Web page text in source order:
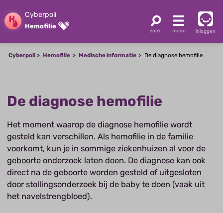
Cyberpoli
Hemofilie
inloggen
Cyberpoli Hemofilie Medische informatie De diagnose hemofilie
De diagnose hemofilie
Het moment waarop de diagnose hemofilie wordt
gesteld kan verschillen. Als hemofilie in de familie
voorkomt, kun je in sommige ziekenhuizen al voor de
geboorte onderzoek laten doen. De diagnose kan ook
direct na de geboorte worden gesteld of uitgesloten
door stollingsonderzoek bij de baby te doen (vaak uit
het navelstrengbloed).